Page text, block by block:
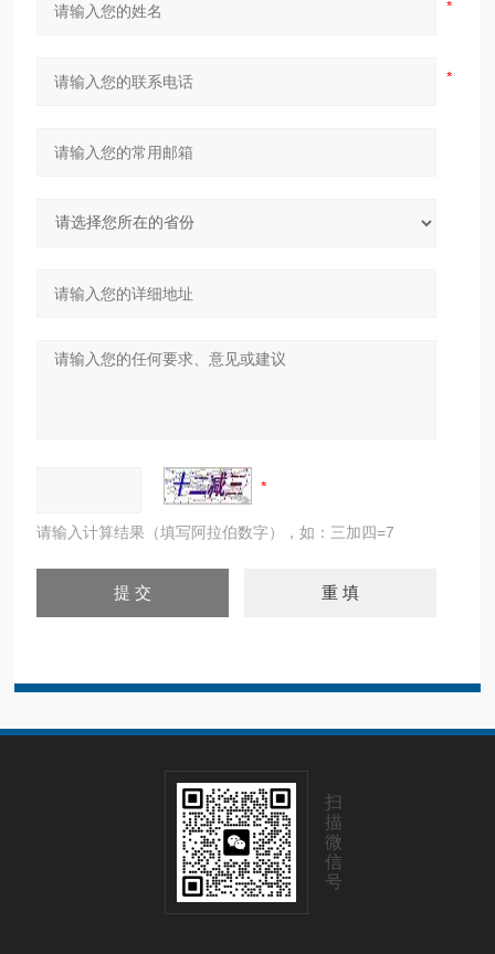
请输入计算结果（填写阿拉伯数字），如：三加四=7
扫
描
微
信
号